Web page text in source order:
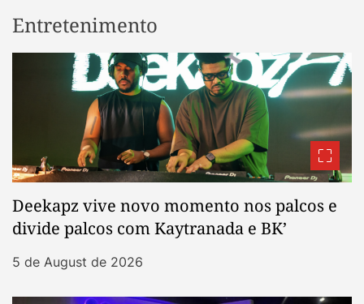
Entretenimento
Deekapz vive novo momento nos palcos e
divide palcos com Kaytranada e BK’
5 de August de 2026